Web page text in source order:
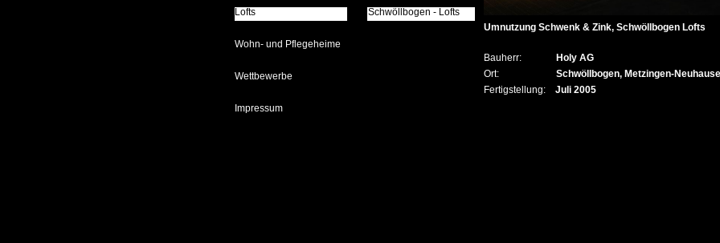
Lofts
Wettbewerbe
Wohn- und Pflegeheime
Impressum
Lofts Schwöllbogen - Lofts
Schwöllbogen - Lofts
Umnutzung Schwenk & Zink, Schwöllbogen Lofts
Bauherr:
Holy AG
Ort:
Schwöllbogen, Metzingen-
Fertigstellung:
Juli 2005